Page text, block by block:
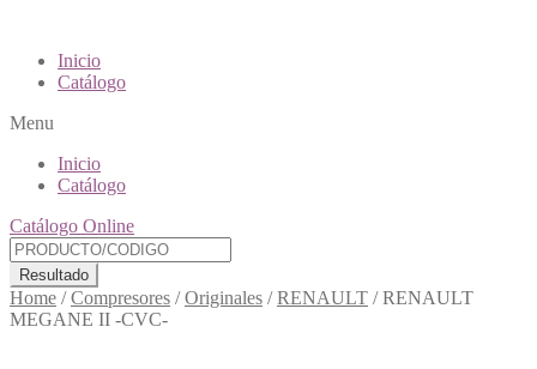
Inicio
Catálogo
Menu
Inicio
Catálogo
Catálogo Online
Resultado
Home /Compresores /Originales /RENAULT /RENAULT
MEGANE II -CVC-